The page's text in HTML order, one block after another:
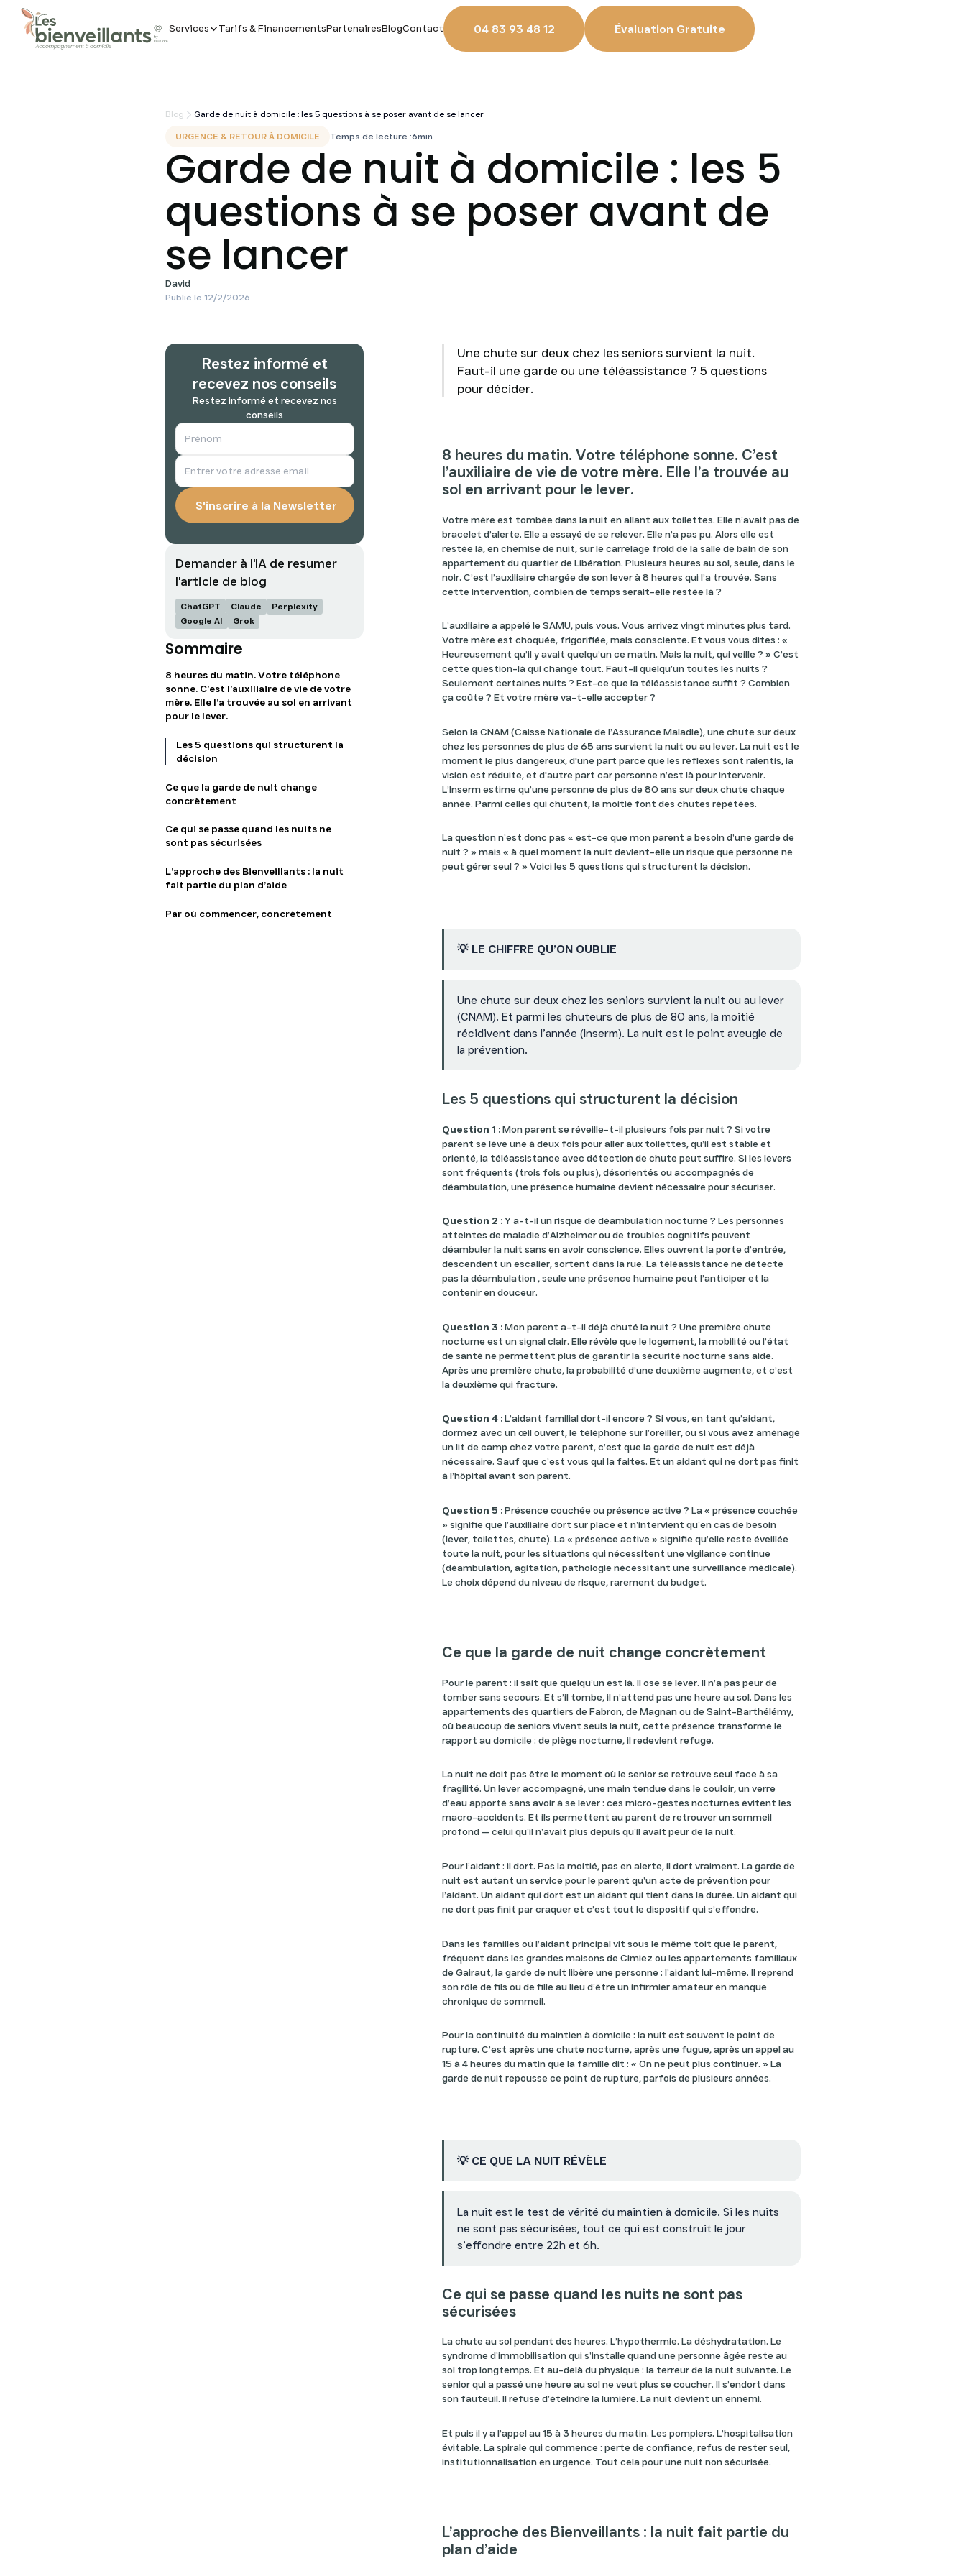
Services Tarifs & FinancementsPartenairesBlogContact 04 83 93 48 12 Évaluation Gratuite
Blog Garde de nuit à domicile : les 5 questions à se poser avant de se lancer
URGENCE & RETOUR À DOMICILE Temps de lecture :6min
Garde de nuit à domicile : les 5
questions à se poser avant de
se lancer
David
Publié le 12/2/2026
Restez informé et
recevez nos conseils
Restez informé et recevez nos
conseils
Demander à l'IA de resumer
l'article de blog
ChatGPT Claude
Perplexity
Google AI
Grok
Sommaire
8 heures du matin. Votre téléphone
sonne. C’est l’auxiliaire de vie de votre
mère. Elle l’a trouvée au sol en arrivant
pour le lever.
Les 5 questions qui structurent la
décision
Ce que la garde de nuit change
concrètement
Ce qui se passe quand les nuits ne
sont pas sécurisées
L’approche des Bienveillants : la nuit
fait partie du plan d’aide
Par où commencer, concrètement
Une chute sur deux chez les seniors survient la nuit.
Faut-il une garde ou une téléassistance ? 5 questions
pour décider.
8 heures du matin. Votre téléphone sonne. C’est
l’auxiliaire de vie de votre mère. Elle l’a trouvée au
sol en arrivant pour le lever.
Votre mère est tombée dans la nuit en allant aux toilettes. Elle n’avait pas de
bracelet d’alerte. Elle a essayé de se relever. Elle n’a pas pu. Alors elle est
restée là, en chemise de nuit, sur le carrelage froid de la salle de bain de son
appartement du quartier de Libération. Plusieurs heures au sol, seule, dans le
noir. C’est l’auxiliaire chargée de son lever à 8 heures qui l’a trouvée. Sans
cette intervention, combien de temps serait-elle restée là ?
L’auxiliaire a appelé le SAMU, puis vous. Vous arrivez vingt minutes plus tard.
Votre mère est choquée, frigorifiée, mais consciente. Et vous vous dites : «
Heureusement qu’il y avait quelqu’un ce matin. Mais la nuit, qui veille ? » C’est
cette question-là qui change tout. Faut-il quelqu’un toutes les nuits ?
Seulement certaines nuits ? Est-ce que la téléassistance suffit ? Combien
ça coûte ? Et votre mère va-t-elle accepter ?
Selon la CNAM (Caisse Nationale de l’Assurance Maladie), une chute sur deux
chez les personnes de plus de 65 ans survient la nuit ou au lever. La nuit est le
moment le plus dangereux, d'une part parce que les réflexes sont ralentis, la
vision est réduite, et d'autre part car personne n’est là pour intervenir.
L’Inserm estime qu’une personne de plus de 80 ans sur deux chute chaque
année. Parmi celles qui chutent, la moitié font des chutes répétées.
La question n’est donc pas « est-ce que mon parent a besoin d’une garde de
nuit ? » mais « à quel moment la nuit devient-elle un risque que personne ne
peut gérer seul ? » Voici les 5 questions qui structurent la décision.
💡 LE CHIFFRE QU’ON OUBLIE
Une chute sur deux chez les seniors survient la nuit ou au lever
(CNAM). Et parmi les chuteurs de plus de 80 ans, la moitié
récidivent dans l’année (Inserm). La nuit est le point aveugle de
la prévention.
Les 5 questions qui structurent la décision
Question 1 :Mon parent se réveille-t-il plusieurs fois par nuit ? Si votre
parent se lève une à deux fois pour aller aux toilettes, qu’il est stable et
orienté, la téléassistance avec détection de chute peut suffire. Si les levers
sont fréquents (trois fois ou plus), désorientés ou accompagnés de
déambulation, une présence humaine devient nécessaire pour sécuriser.
Question 2 :Y a-t-il un risque de déambulation nocturne ? Les personnes
atteintes de maladie d’Alzheimer ou de troubles cognitifs peuvent
déambuler la nuit sans en avoir conscience. Elles ouvrent la porte d’entrée,
descendent un escalier, sortent dans la rue. La téléassistance ne détecte
pas la déambulation , seule une présence humaine peut l’anticiper et la
contenir en douceur.
Question 3 :Mon parent a-t-il déjà chuté la nuit ? Une première chute
nocturne est un signal clair. Elle révèle que le logement, la mobilité ou l’état
de santé ne permettent plus de garantir la sécurité nocturne sans aide.
Après une première chute, la probabilité d’une deuxième augmente, et c’est
la deuxième qui fracture.
Question 4 :L’aidant familial dort-il encore ? Si vous, en tant qu’aidant,
dormez avec un œil ouvert, le téléphone sur l’oreiller, ou si vous avez aménagé
un lit de camp chez votre parent, c’est que la garde de nuit est déjà
nécessaire. Sauf que c’est vous qui la faites. Et un aidant qui ne dort pas finit
à l’hôpital avant son parent.
Question 5 :Présence couchée ou présence active ? La « présence couchée
» signifie que l’auxiliaire dort sur place et n’intervient qu’en cas de besoin
(lever, toilettes, chute). La « présence active » signifie qu’elle reste éveillée
toute la nuit, pour les situations qui nécessitent une vigilance continue
(déambulation, agitation, pathologie nécessitant une surveillance médicale).
Le choix dépend du niveau de risque, rarement du budget.
Ce que la garde de nuit change concrètement
Pour le parent : il sait que quelqu’un est là. Il ose se lever. Il n’a pas peur de
tomber sans secours. Et s’il tombe, il n’attend pas une heure au sol. Dans les
appartements des quartiers de Fabron, de Magnan ou de Saint-Barthélémy,
où beaucoup de seniors vivent seuls la nuit, cette présence transforme le
rapport au domicile : de piège nocturne, il redevient refuge.
La nuit ne doit pas être le moment où le senior se retrouve seul face à sa
fragilité. Un lever accompagné, une main tendue dans le couloir, un verre
d’eau apporté sans avoir à se lever : ces micro-gestes nocturnes évitent les
macro-accidents. Et ils permettent au parent de retrouver un sommeil
profond — celui qu’il n’avait plus depuis qu’il avait peur de la nuit.
Pour l’aidant : il dort. Pas la moitié, pas en alerte, il dort vraiment. La garde de
nuit est autant un service pour le parent qu’un acte de prévention pour
l’aidant. Un aidant qui dort est un aidant qui tient dans la durée. Un aidant qui
ne dort pas finit par craquer et c’est tout le dispositif qui s’effondre.
Dans les familles où l’aidant principal vit sous le même toit que le parent,
fréquent dans les grandes maisons de Cimiez ou les appartements familiaux
de Gairaut, la garde de nuit libère une personne : l’aidant lui-même. Il reprend
son rôle de fils ou de fille au lieu d’être un infirmier amateur en manque
chronique de sommeil.
Pour la continuité du maintien à domicile : la nuit est souvent le point de
rupture. C’est après une chute nocturne, après une fugue, après un appel au
15 à 4 heures du matin que la famille dit : « On ne peut plus continuer. » La
garde de nuit repousse ce point de rupture, parfois de plusieurs années.
💡 CE QUE LA NUIT RÉVÈLE
La nuit est le test de vérité du maintien à domicile. Si les nuits
ne sont pas sécurisées, tout ce qui est construit le jour
s’effondre entre 22h et 6h.
Ce qui se passe quand les nuits ne sont pas
sécurisées
La chute au sol pendant des heures. L’hypothermie. La déshydratation. Le
syndrome d’immobilisation qui s’installe quand une personne âgée reste au
sol trop longtemps. Et au-delà du physique : la terreur de la nuit suivante. Le
senior qui a passé une heure au sol ne veut plus se coucher. Il s’endort dans
son fauteuil. Il refuse d’éteindre la lumière. La nuit devient un ennemi.
Et puis il y a l’appel au 15 à 3 heures du matin. Les pompiers. L’hospitalisation
évitable. La spirale qui commence : perte de confiance, refus de rester seul,
institutionnalisation en urgence. Tout cela pour une nuit non sécurisée.
L’approche des Bienveillants : la nuit fait partie du
plan d’aide